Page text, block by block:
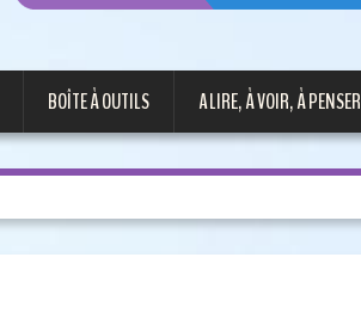
BOÎTE À OUTILS A LIRE, À VOIR, À PENSER